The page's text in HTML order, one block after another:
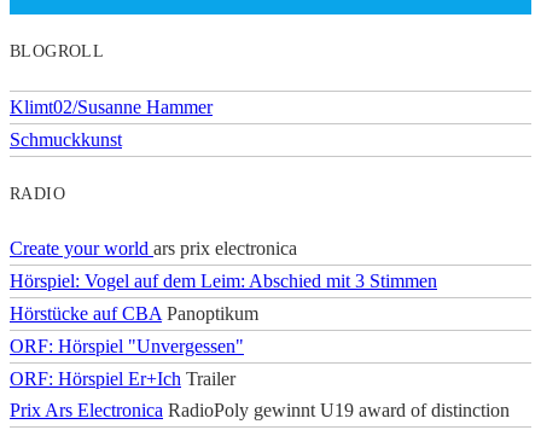
BLOGROLL
Klimt02/Susanne Hammer
Schmuckkunst
RADIO
Create your world ars prix electronica
Hörspiel: Vogel auf dem Leim: Abschied mit 3 Stimmen
Hörstücke auf CBA Panoptikum
ORF: Hörspiel "Unvergessen"
ORF: Hörspiel Er+Ich Trailer
Prix Ars Electronica RadioPoly gewinnt U19 award of distinction